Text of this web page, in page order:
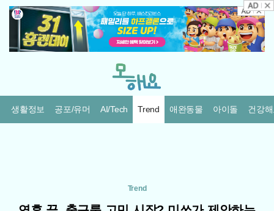
생활정보 공포/유머 AI/Tech Trend 애완동물 아이돌 건강
Trend